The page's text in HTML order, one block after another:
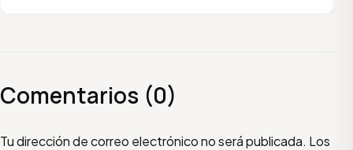
Comentarios (0)
Tu dirección de correo electrónico no será publicada. Los
Escribí tu comentario
Nombre
Email